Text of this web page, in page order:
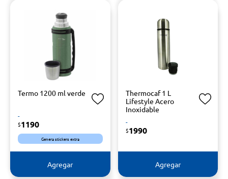
Termo 1200 ml verde
-
$1190
Genera stickers extra
Agregar
Thermocaf 1 L
Lifestyle Acero
Inoxidable
-
$1990
Agregar